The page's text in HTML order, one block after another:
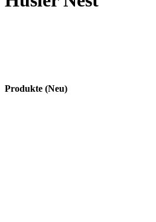
Produkte (Neu)